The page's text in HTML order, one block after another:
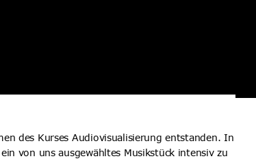
des Kurses Audiovisualisierung entstanden. In
von uns ausgewähltes Musikstück intensiv zu